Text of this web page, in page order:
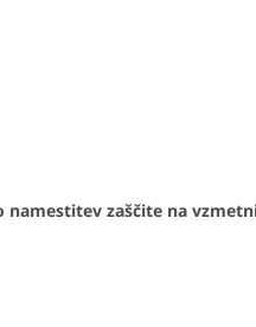
zaščite na